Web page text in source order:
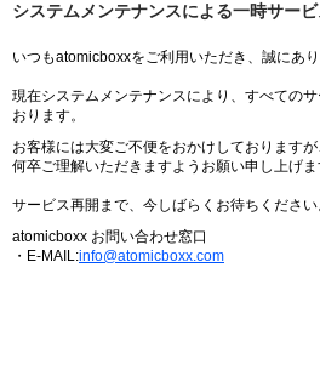
システムメンテナンスによる一時サー
いつもatomicboxxをご利用いただき、誠にあり
現在システムメンテナンスにより、すべての
おります。
お客様には大変ご不便をおかけしておりますが
何卒ご理解いただきますようお願い申し上げま
サービス再開まで、今しばらくお待ちください
atomicboxx お問い合わせ窓口
・E-MAIL:info@atomicboxx.com